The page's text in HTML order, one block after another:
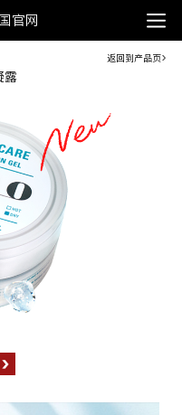
官网
返回到产品页
露